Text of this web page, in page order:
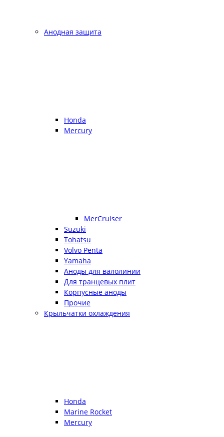
Анодная защита
Honda
Mercury
MerCruiser
Suzuki
Tohatsu
Volvo Penta
Yamaha
Аноды для валолинии
Для транцевых плит
Корпусные аноды
Прочие
Крыльчатки охлаждения
Honda
Marine Rocket
Mercury